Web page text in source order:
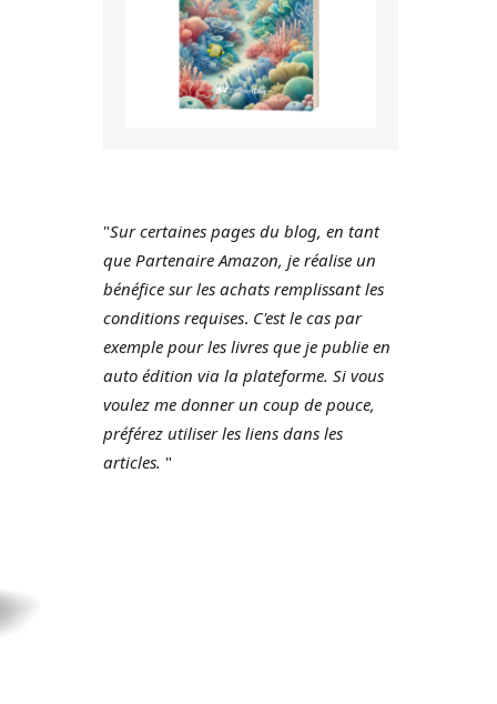
"Sur certaines pages du blog, en tant
que Partenaire Amazon, je réalise un
bénéfice sur les achats remplissant les
conditions requises. C'est le cas par
exemple pour les livres que je publie en
auto édition via la plateforme. Si vous
voulez me donner un coup de pouce,
préférez utiliser les liens dans les
articles. "